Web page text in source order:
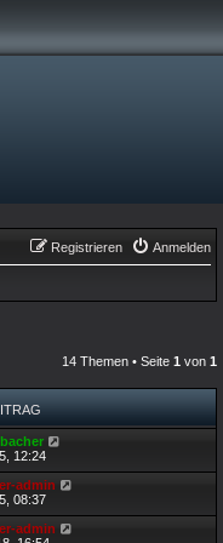
Anmelden
Registrieren
14 Themen • Seite 1 von 1
12:24
admin
08:37
admin